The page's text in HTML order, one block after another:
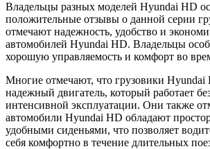
Владельцы разных моделей Hyundai HD
положительные отзывы о данной серии
отмечают надежность, удобство и
автомобилей Hyundai HD. Владельцы
хорошую управляемость и комфорт во
Многие отмечают, что грузовики
надежный двигатель, который работает
интенсивной эксплуатации. Они также
автомобили Hyundai HD обладают
удобными сиденьями, что позволяет
себя комфортно в течение длительных